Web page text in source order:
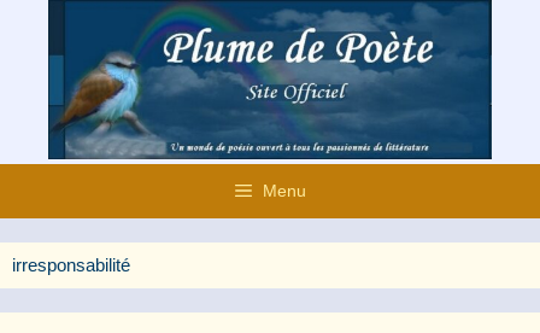
contenu
Menu
irresponsabilité